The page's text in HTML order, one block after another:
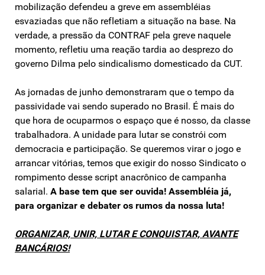
mobilização defendeu a greve em assembléias
esvaziadas que não refletiam a situação na base. Na
verdade, a pressão da CONTRAF pela greve naquele
momento, refletiu uma reação tardia ao desprezo do
governo Dilma pelo sindicalismo domesticado da CUT.
As jornadas de junho demonstraram que o tempo da
passividade vai sendo superado no Brasil. É mais do
que hora de ocuparmos o espaço que é nosso, da classe
trabalhadora. A unidade para lutar se constrói com
democracia e participação. Se queremos virar o jogo e
arrancar vitórias, temos que exigir do nosso Sindicato o
rompimento desse script anacrônico de campanha
salarial. A base tem que ser ouvida! Assembléia já,
para organizar e debater os rumos da nossa luta!
ORGANIZAR, UNIR, LUTAR E CONQUISTAR, AVANTE
BANCÁRIOS!